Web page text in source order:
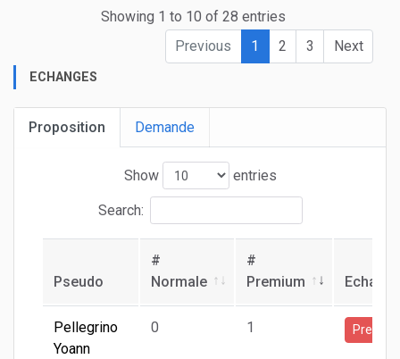
Showing 1 to 10 of 28 entries
Previous
1 2 3 Next
ECHANGES
Proposition Demande
Show entries
Search:
Pseudo
#
Normale
#
Premium
Pellegrino
Yoann
0 1